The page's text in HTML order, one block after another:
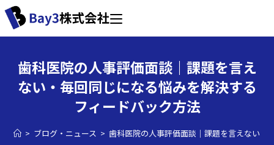
歯科医院の人事評価面談｜課題を言え
ない・毎回同じになる悩みを解決する
フィードバック方法
> ブログ・ニュース > 歯科医院の人事評価面談｜課題を言えない・